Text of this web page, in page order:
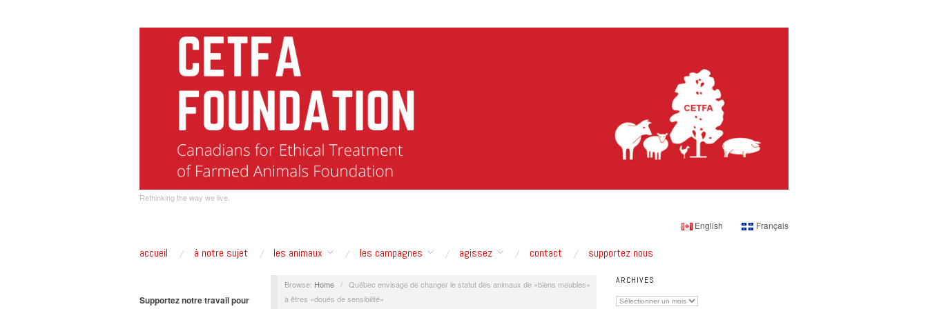
Rethinking the way we live.
English Français
accueil à notre sujet les animaux les campagnes agissez contact supportez nous
Supportez notre travail pour
Browse: Home / Québec envisage de changer le statut des animaux de «biens meubles»
à êtres «doués de sensibilité»
ARCHIVES
Archives